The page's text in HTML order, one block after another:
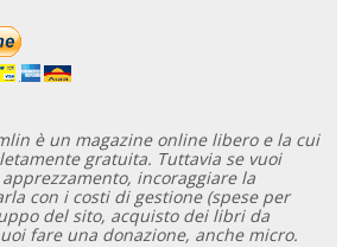
è un magazine online libero e la cui
gratuita. Tuttavia se vuoi
incoraggiare la
con i costi di gestione (spese per
del sito, acquisto dei libri da
fare una donazione, anche micro.